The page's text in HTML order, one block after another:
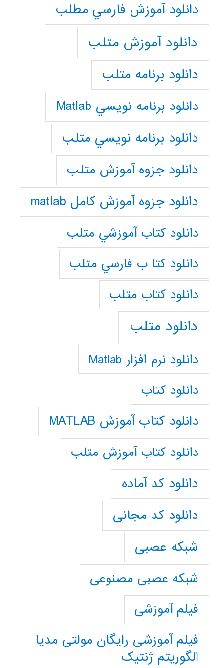
دانلود آموزش فارسي مطلب
دانلود آموزش متلب
دانلود برنامه متلب
دانلود برنامه نويسي Matlab
دانلود برنامه نويسي متلب
دانلود جزوه آموزش متلب
دانلود جزوه آموزش کامل matlab
دانلود كتاب آموزشي متلب
دانلود كتا ب فارسي متلب
دانلود كتاب متلب
دانلود متلب
دانلود نرم افزار Matlab
دانلود کتاب
دانلود کتاب آموزش MATLAB
دانلود کتاب آموزش متلب
دانلود کد آماده
دانلود کد مجانی
شبکه عصبی
شبکه عصبی مصنوعی
فیلم آموزشی
فیلم آموزشی رایگان مولتی مدیا
الگوریتم ژنتیک